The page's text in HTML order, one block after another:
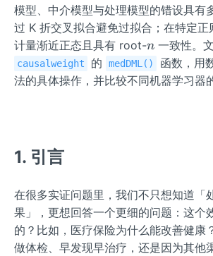
模型、中介模型与处理模型的错设具有
过 K 折交叉拟合避免过拟合；在特定
计量渐近正态且具有 root-n
n 一致性。
causalweight 的 medDML()
函数，用
法的具体操作，并比较不同机器学习器
1. 引言
在很多实证问题里，我们不只想知道「
果」，更想回答一个更细的问题：这个
的？比如，医疗保险为什么能改善健康
做体检、早发现早治疗，还是因为其